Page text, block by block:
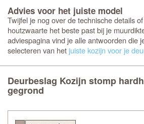
Advies voor het juiste model
Twijfel je nog over de technische details
houtzwaarte het beste past bij je
adviespagina vind je alle antwoorden die
selecteren van het juiste kozijn voor je
Deurbeslag Kozijn stomp
gegrond